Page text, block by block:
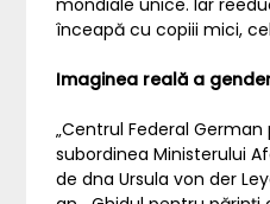
mondiale unice. Iar
înceapă cu copiii mici,
Imaginea reală a
„Centrul Federal
subordinea Ministerului
de dna Ursula von der